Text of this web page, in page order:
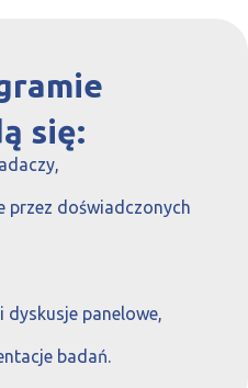
się:
przez doświadczonych
dyskusje panelowe,
badań.